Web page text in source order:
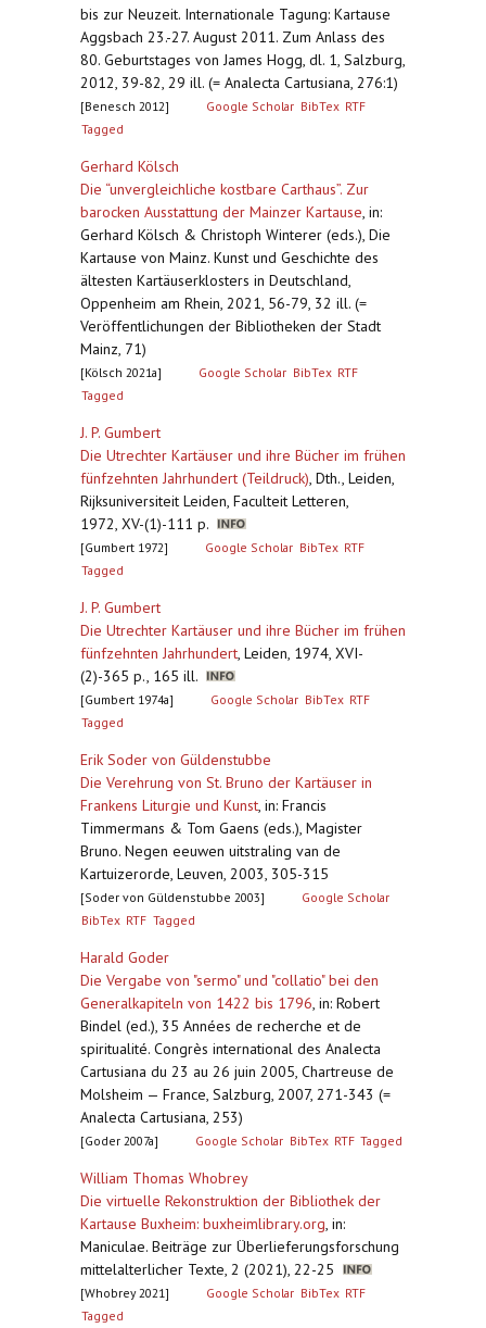
bis zur Neuzeit. Internationale Tagung: Kartause
Aggsbach 23.-27. August 2011. Zum Anlass des
80. Geburtstages von James Hogg, dl. 1, Salzburg,
2012, 39-82, 29 ill. (= Analecta Cartusiana, 276:1)
[Benesch 2012] Google Scholar BibTex RTF
Tagged
Gerhard Kölsch
Die “unvergleichliche kostbare Carthaus”. Zur
barocken Ausstattung der Mainzer Kartause, in:
Gerhard Kölsch & Christoph Winterer (eds.), Die
Kartause von Mainz. Kunst und Geschichte des
ältesten Kartäuserklosters in Deutschland,
Oppenheim am Rhein, 2021, 56-79, 32 ill. (=
Veröffentlichungen der Bibliotheken der Stadt
Mainz, 71)
[Kölsch 2021a] Google Scholar BibTex RTF
Tagged
J. P. Gumbert
Die Utrechter Kartäuser und ihre Bücher im frühen
fünfzehnten Jahrhundert (Teildruck), Dth., Leiden,
Rijksuniversiteit Leiden, Faculteit Letteren,
1972, XV-(1)-111 p.
[Gumbert 1972] Google Scholar BibTex RTF
Tagged
J. P. Gumbert
Die Utrechter Kartäuser und ihre Bücher im frühen
fünfzehnten Jahrhundert, Leiden, 1974, XVI-
(2)-365 p., 165 ill.
[Gumbert 1974a] Google Scholar BibTex RTF
Tagged
Erik Soder von Güldenstubbe
Die Verehrung von St. Bruno der Kartäuser in
Frankens Liturgie und Kunst, in: Francis
Timmermans & Tom Gaens (eds.), Magister
Bruno. Negen eeuwen uitstraling van de
Kartuizerorde, Leuven, 2003, 305-315
[Soder von Güldenstubbe 2003]
Google Scholar
BibTex RTF Tagged
Harald Goder
Die Vergabe von "sermo" und "collatio" bei den
Generalkapiteln von 1422 bis 1796, in: Robert
Bindel (ed.), 35 Années de recherche et de
spiritualité. Congrès international des Analecta
Cartusiana du 23 au 26 juin 2005, Chartreuse de
Molsheim — France, Salzburg, 2007, 271-343 (=
Analecta Cartusiana, 253)
[Goder 2007a] Google Scholar BibTex RTF Tagged
William Thomas Whobrey
Die virtuelle Rekonstruktion der Bibliothek der
Kartause Buxheim: buxheimlibrary.org, in:
Maniculae. Beiträge zur Überlieferungsforschung
mittelalterlicher Texte, 2 (2021), 22-25
[Whobrey 2021] Google Scholar BibTex RTF
Tagged